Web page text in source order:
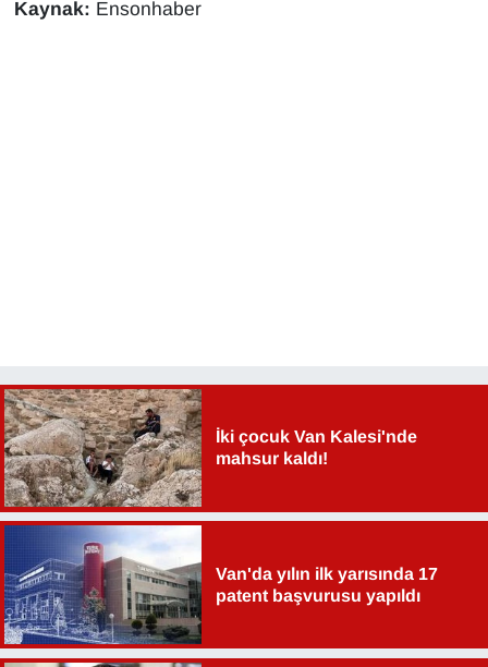
Kaynak: Ensonhaber
İki çocuk Van Kalesi'nde
mahsur kaldı!
Van'da yılın ilk yarısında 17
patent başvurusu yapıldı